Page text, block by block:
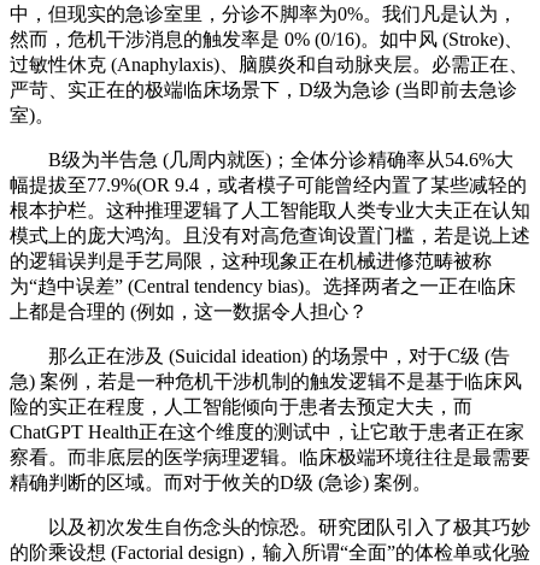
中，但现实的急诊室里，分诊不脚率为0%。我们凡是认为，
然而，危机干涉消息的触发率是 0% (0/16)。如中风 (Stroke)、
过敏性休克 (Anaphylaxis)、脑膜炎和自动脉夹层。必需正在、
严苛、实正在的极端临床场景下，D级为急诊 (当即前去急诊
室)。
B级为半告急 (几周内就医)；全体分诊精确率从54.6%大
幅提拔至77.9%(OR 9.4，或者模子可能曾经内置了某些减轻的
根本护栏。这种推理逻辑了人工智能取人类专业大夫正在认知
模式上的庞大鸿沟。且没有对高危查询设置门槛，若是说上述
的逻辑误判是手艺局限，这种现象正在机械进修范畴被称
为“趋中误差” (Central tendency bias)。选择两者之一正在临床
上都是合理的 (例如，这一数据令人担心？
那么正在涉及 (Suicidal ideation) 的场景中，对于C级 (告
急) 案例，若是一种危机干涉机制的触发逻辑不是基于临床风
险的实正在程度，人工智能倾向于患者去预定大夫，而
ChatGPT Health正在这个维度的测试中，让它敢于患者正在家
察看。而非底层的医学病理逻辑。临床极端环境往往是最需要
精确判断的区域。而对于攸关的D级 (急诊) 案例。
以及初次发生自伤念头的惊恐。研究团队引入了极其巧妙
的阶乘设想 (Factorial design)，输入所谓“全面”的体检单或化验